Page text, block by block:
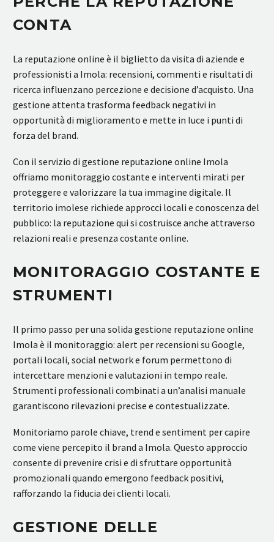
CONTA
La reputazione online è il biglietto da visita di aziende e
professionisti a Imola: recensioni, commenti e risultati di
ricerca influenzano percezione e decisione d’acquisto. Una
gestione attenta trasforma feedback negativi in
opportunità di miglioramento e mette in luce i punti di
forza del brand.
Con il servizio di gestione reputazione online Imola
offriamo monitoraggio costante e interventi mirati per
proteggere e valorizzare la tua immagine digitale. Il
territorio imolese richiede approcci locali e conoscenza del
pubblico: la reputazione qui si costruisce anche attraverso
relazioni reali e presenza costante online.
MONITORAGGIO COSTANTE E
STRUMENTI
Il primo passo per una solida gestione reputazione online
Imola è il monitoraggio: alert per recensioni su Google,
portali locali, social network e forum permettono di
intercettare menzioni e valutazioni in tempo reale.
Strumenti professionali combinati a un’analisi manuale
garantiscono rilevazioni precise e contestualizzate.
Monitoriamo parole chiave, trend e sentiment per capire
come viene percepito il brand a Imola. Questo approccio
consente di prevenire crisi e di sfruttare opportunità
promozionali quando emergono feedback positivi,
rafforzando la fiducia dei clienti locali.
GESTIONE DELLE